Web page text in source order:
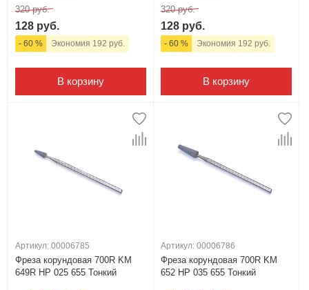
320 руб.
128 руб.
- 60 % Экономия 192 руб.
В корзину
320 руб.
128 руб.
- 60 % Экономия 192 руб.
В корзину
Артикул: 00006785
Фреза корундовая 700R KM
649R HP 025 655 Тонкий
Артикул: 00006786
Фреза корундовая 700R KM
652 HP 035 655 Тонкий